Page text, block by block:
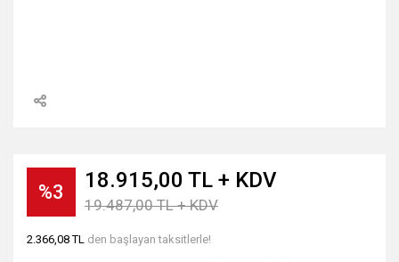
%3 18.915,00 TL + KDV
19.487,00 TL + KDV
2.366,08 TL den başlayan taksitlerle!